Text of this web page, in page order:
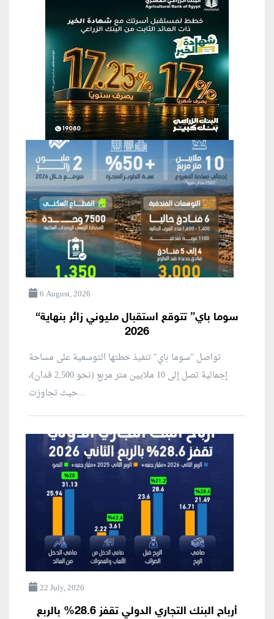
6 August, 2026
“سوما باي” تتوقع استقبال مليوني زائر بنهاية
2026
تواصل "سوما باي" تنفيذ خطتها التوسعية على مساحة
إجمالية تصل إلى 10 ملايين متر مربع (نحو 2,500 فدان)،
حيث تجاوزت...
22 July, 2026
أرباح البنك التجاري الدولي تقفز 28.6% بالربع